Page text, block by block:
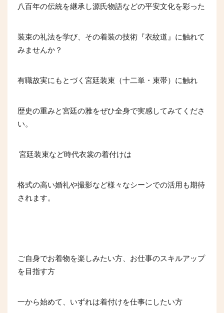
八百年の伝統を継承し源氏物語などの平安文化を彩った
装束の礼法を学び、その着装の技術『衣紋道』に触れて
みませんか？
有職故実にもとづく宮廷装束（十二単・束帯）に触れ
歴史の重みと宮廷の雅をぜひ全身で実感してみてくださ
い。
宮廷装束など時代衣裳の着付けは
格式の高い婚礼や撮影など様々なシーンでの活用も期待
されます。
ご自身でお着物を楽しみたい方、お仕事のスキルアップ
を目指す方
一から始めて、いずれは着付けを仕事にしたい方